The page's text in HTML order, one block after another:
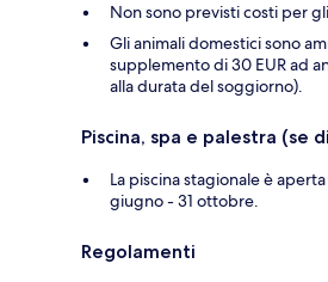
Non sono previsti costi per
Gli animali domestici sono
supplemento di 30 EUR ad
alla durata del soggiorno).
Piscina, spa e palestra (se
La piscina stagionale è
giugno - 31 ottobre.
Regolamenti